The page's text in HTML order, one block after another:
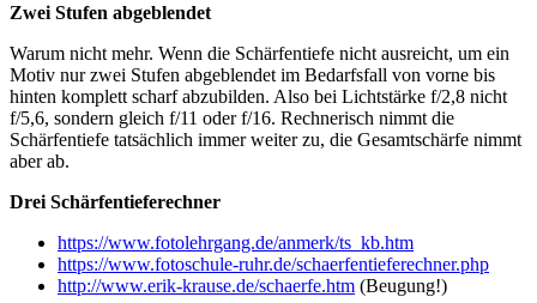
Zwei Stufen abgeblendet
Warum nicht mehr. Wenn die Schärfentiefe nicht ausreicht, um ein
Motiv nur zwei Stufen abgeblendet im Bedarfsfall von vorne bis
hinten komplett scharf abzubilden. Also bei Lichtstärke f/2,8 nicht
f/5,6, sondern gleich f/11 oder f/16. Rechnerisch nimmt die
Schärfentiefe tatsächlich immer weiter zu, die Gesamtschärfe nimmt
aber ab.
Drei Schärfentieferechner
https://www.fotolehrgang.de/anmerk/ts_kb.htm
https://www.fotoschule-ruhr.de/schaerfentieferechner.php
http://www.erik-krause.de/schaerfe.htm (Beugung!)